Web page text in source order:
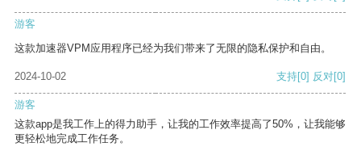
游客
这款加速器VPM应用程序已经为我们带来了无限的隐私保护和自由。
2024-10-02 支持[0] 反对[0]
游客
这款app是我工作上的得力助手，让我的工作效率提高了50%，让我能够
更轻松地完成工作任务。